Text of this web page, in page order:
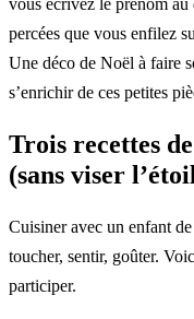
vous écrivez le prénom
percées que vous enfilez
Une déco de Noël à faire
s’enrichir de ces petites
Trois recettes
(sans viser
Cuisiner avec un enfant
toucher, sentir, goûter.
participer.